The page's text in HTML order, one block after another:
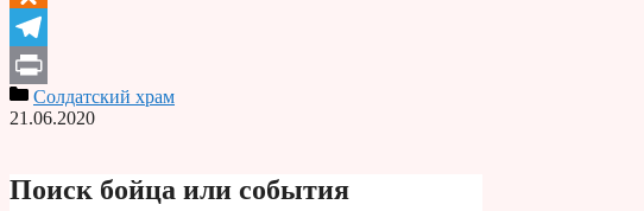
Odnoklassniki
Telegram
PrintСолдатский храм
21.06.2020
Поиск бойца или события